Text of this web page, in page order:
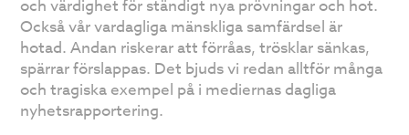
och värdighet för ständigt nya prövningar och hot.
Också vår vardagliga mänskliga samfärdsel är
hotad. Andan riskerar att förråas, trösklar sänkas,
spärrar förslappas. Det bjuds vi redan alltför många
och tragiska exempel på i mediernas dagliga
nyhetsrapportering.